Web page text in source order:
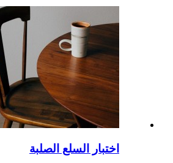
اختبار السلع الصلبة